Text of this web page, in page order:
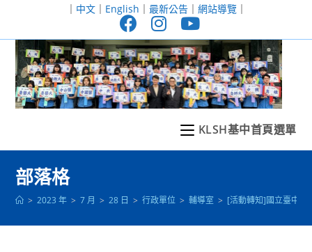
至
｜ 中文｜ English ｜ 最新公告｜ 網站導覽｜
KLSH基中首頁選單
部落格
> 2023 年 > 7 月 > 28 日 > 行政單位 > 輔導室 > [活動轉知]國立臺中教